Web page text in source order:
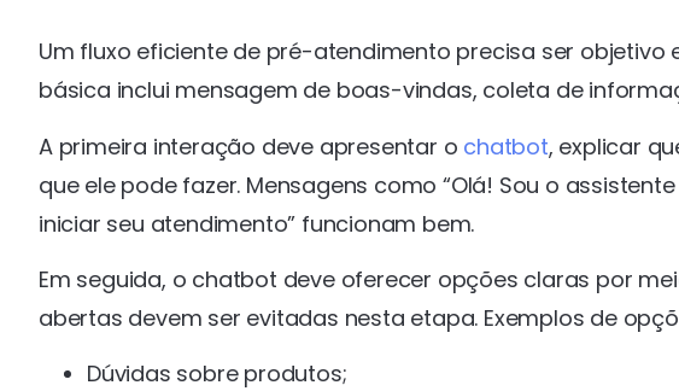
Um fluxo eficiente de pré-atendimento precisa ser objetivo
básica inclui mensagem de boas-vindas, coleta de
A primeira interação deve apresentar o chatbot, explicar
que ele pode fazer. Mensagens como “Olá! Sou o
iniciar seu atendimento” funcionam bem.
Em seguida, o chatbot deve oferecer opções claras por
abertas devem ser evitadas nesta etapa. Exemplos de
Dúvidas sobre produtos;